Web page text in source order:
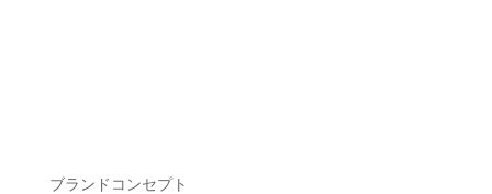
ブランドコンセプト